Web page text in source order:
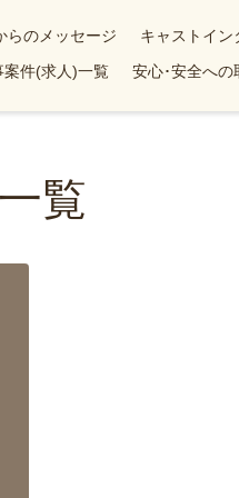
らのメッセージ
キャストイン
案件(求人)一覧 安心･安全への
覧